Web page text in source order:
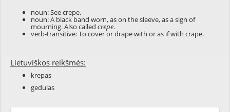
noun: Seecrepe.
noun: A black band worn, as on the sleeve, as a sign of
mourning. Also called crepe.
verb-transitive: To cover or drape with or as if with crape.
Lietuviškos reikšmės:
krepas
gedulas